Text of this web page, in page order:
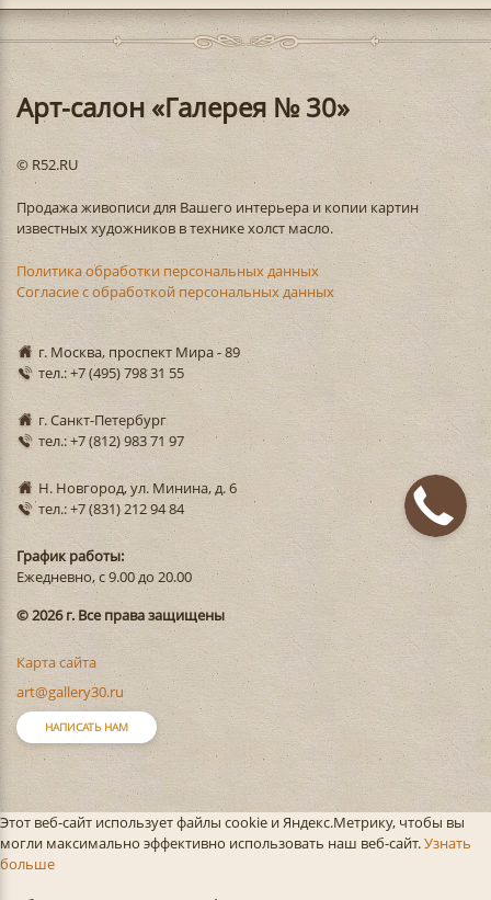
Арт-салон «Галерея № 30»
© R52.RU
Продажа живописи для Вашего интерьера и копии картин
известных художников в технике холст масло.
Политика обработки персональных данных
Согласие с обработкой персональных данных
г. Москва, проспект Мира - 89
тел.: +7 (495) 798 31 55
г. Санкт-Петербург
тел.: +7 (812) 983 71 97
Н. Новгород, ул. Минина, д. 6
тел.: +7 (831) 212 94 84
График работы:
Ежедневно, с 9.00 до 20.00
© 2026 г. Все права защищены
Карта сайта
art@gallery30.ru
НАПИСАТЬ НАМ
Этот веб-сайт использует файлы cookie и Яндекс.Метрику, чтобы вы
могли максимально эффективно использовать наш веб-сайт.Узнать
больше